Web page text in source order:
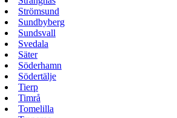
Strömsund
Sundbyberg
Sundsvall
Svedala
Säter
Söderhamn
Södertälje
Tierp
Timrå
Tomelilla